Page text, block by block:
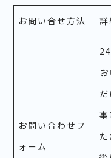
お問い合せ方法 詳
お問い合わせフ
ォーム
た